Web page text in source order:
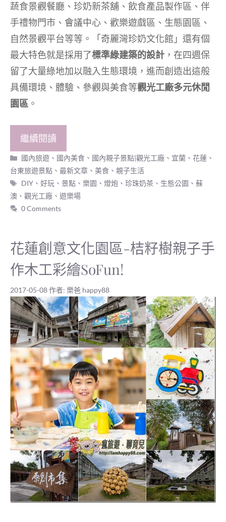
蔬食景觀餐廳、珍奶新茶舖、飲食產品製作區、伴
手禮物門市、會議中心、歡樂遊戲區、生態園區、
自然景觀平台等等。「奇麗灣珍奶文化館」還有個
最大特色就是採用了標準綠建築的設計 ，在四週保
留了大量綠地加以融入生態環境，進而創造出這般
具備環境、體驗、參觀與美食等觀光工廠多元休閒
園區 。
繼續閱讀
分
類
國內旅遊 、 國內美食 、 國內親子景點|觀光工廠 、 宜蘭、花蓮、
台東旅遊景點 、 最新文章 、 美食 、 親子生活
標
籤
DIY 、好玩 、 景點 、樂園 、燈炮 、珍珠奶茶 、 生態公園 、蘇
澳 、 觀光工廠 、 遊樂場
0 Comments
花蓮創意文化園區-桔籽樹親子手
作木工彩繪SoFun!
2017-05-08作者: 樂爸 happy88